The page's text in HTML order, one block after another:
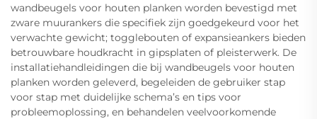
wandbeugels voor houten planken worden bevestigd met
zware muurankers die specifiek zijn goedgekeurd voor het
verwachte gewicht; togglebouten of expansieankers bieden
betrouwbare houdkracht in gipsplaten of pleisterwerk. De
installatiehandleidingen die bij wandbeugels voor houten
planken worden geleverd, begeleiden de gebruiker stap
voor stap met duidelijke schema’s en tips voor
probleemoplossing, en behandelen veelvoorkomende